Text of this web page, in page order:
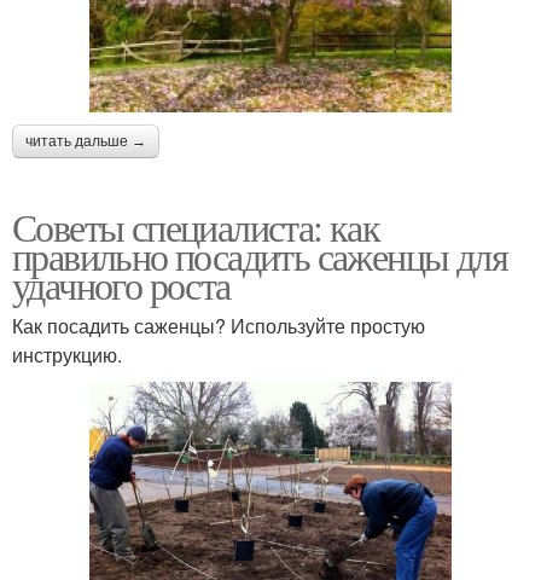
читать дальше →
Советы специалиста: как
правильно посадить саженцы для
удачного роста
Как посадить саженцы? Используйте простую
инструкцию.